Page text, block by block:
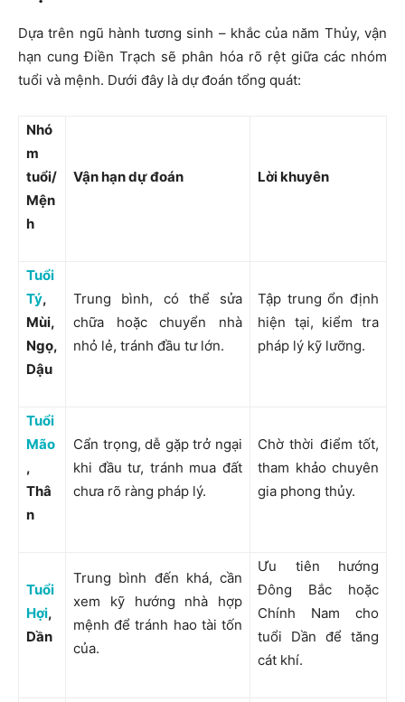
Dựa trên ngũ hành tương sinh – khắc của năm Thủy, vận
hạn cung Điền Trạch sẽ phân hóa rõ rệt giữa các nhóm
tuổi và mệnh. Dưới đây là dự đoán tổng quát:
Nhó
m
tuổi/
Mện
h
Vận hạn dự đoán Lời khuyên
Tuổi
Tý,
Mùi,
Ngọ,
Dậu
Trung bình, có thể sửa
chữa hoặc chuyển nhà
nhỏ lẻ, tránh đầu tư lớn.
Tập trung ổn định
hiện tại, kiểm tra
pháp lý kỹ lưỡng.
Tuổi
Mão
,
Thâ
n
Cẩn trọng, dễ gặp trở ngại
khi đầu tư, tránh mua đất
chưa rõ ràng pháp lý.
Chờ thời điểm tốt,
tham khảo chuyên
gia phong thủy.
Tuổi
Hợi,
Dần
Trung bình đến khá, cần
xem kỹ hướng nhà hợp
mệnh để tránh hao tài tốn
của.
Ưu tiên hướng
Đông Bắc hoặc
Chính Nam cho
tuổi Dần để tăng
cát khí.